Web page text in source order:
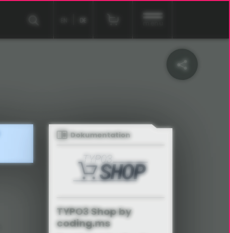
DE
Dokumentation
TYPO3 Shop by
coding.ms